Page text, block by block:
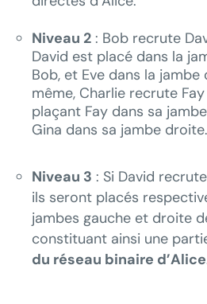
Niveau 2 : Bob recrute
David est placé dans la
Bob, et Eve dans la jambe
même, Charlie recrute
plaçant Fay dans sa
Gina dans sa jambe droite.
Niveau 3 : Si David
ils seront placés
jambes gauche et droite
constituant ainsi une
du réseau binaire d’Alice